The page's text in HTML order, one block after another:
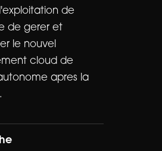
de
de gerer et
le nouvel
cloud de
apres la